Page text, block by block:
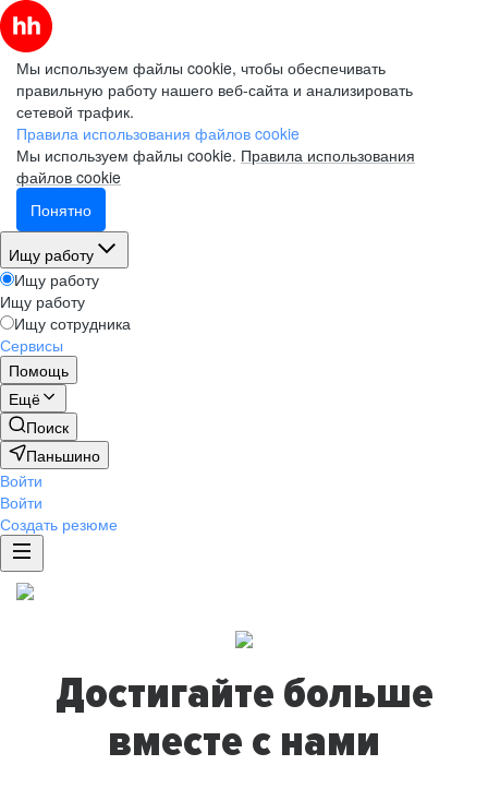
Мы используем файлы cookie, чтобы обеспечивать
правильную работу нашего веб-сайта и анализировать
сетевой трафик.
Правила использования файлов cookie
Мы используем файлы cookie. Правила использования
файлов cookie
Понятно
Ищу работу
Ищу работу
Ищу работу
Ищу сотрудника
Сервисы
Помощь
Ещё
Поиск
Паньшино
Войти
Войти
Создать резюме
Достигайте больше
вместе с нами